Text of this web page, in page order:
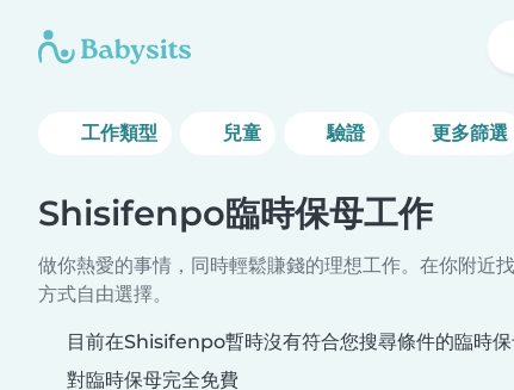
工作類型 兒童 驗證 更多篩選
Shisifenpo臨時保母工作
做你熱愛的事情，同時輕鬆賺錢的理想工作。在你附近
方式自由選擇。
目前在Shisifenpo暫時沒有符合您搜尋條件的臨時保
對臨時保母完全免費